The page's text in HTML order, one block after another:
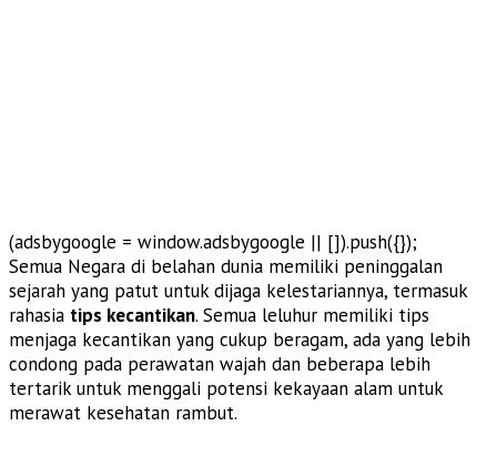
(adsbygoogle = window.adsbygoogle || []).push({});
Semua Negara di belahan dunia memiliki peninggalan
sejarah yang patut untuk dijaga kelestariannya, termasuk
rahasia tips kecantikan. Semua leluhur memiliki tips
menjaga kecantikan yang cukup beragam, ada yang lebih
condong pada perawatan wajah dan beberapa lebih
tertarik untuk menggali potensi kekayaan alam untuk
merawat kesehatan rambut.